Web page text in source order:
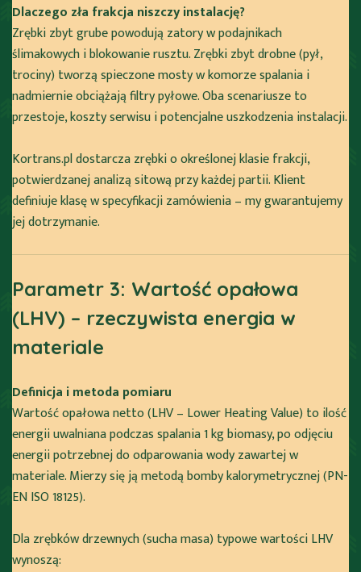
Dlaczego zła frakcja niszczy instalację?
Zrębki zbyt grube powodują zatory w podajnikach
ślimakowych i blokowanie rusztu. Zrębki zbyt drobne (pył,
trociny) tworzą spieczone mosty w komorze spalania i
nadmiernie obciążają filtry pyłowe. Oba scenariusze to
przestoje, koszty serwisu i potencjalne uszkodzenia instalacji.
Kortrans.pl dostarcza zrębki o określonej klasie frakcji,
potwierdzanej analizą sitową przy każdej partii. Klient
definiuje klasę w specyfikacji zamówienia – my gwarantujemy
jej dotrzymanie.
Parametr 3: Wartość opałowa
(LHV) – rzeczywista energia w
materiale
Definicja i metoda pomiaru
Wartość opałowa netto (LHV – Lower Heating Value) to ilość
energii uwalniana podczas spalania 1 kg biomasy, po odjęciu
energii potrzebnej do odparowania wody zawartej w
materiale. Mierzy się ją metodą bomby kalorymetrycznej (PN-
EN ISO 18125).
Dla zrębków drzewnych (sucha masa) typowe wartości LHV
wynoszą: